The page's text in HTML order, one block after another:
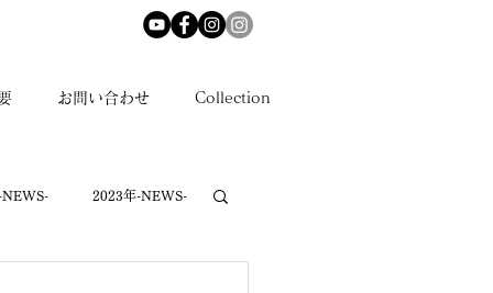
お問い合わせ Collection
2023年-NEWS-